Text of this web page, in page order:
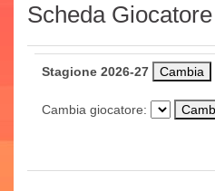
Scheda
Stagione 2026-27
Cambia giocatore: